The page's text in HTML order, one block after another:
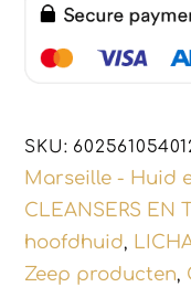
huid
SKU:
Marseille - Huid
CLEANSERS EN
hoofdhuid,
Zeep producten,